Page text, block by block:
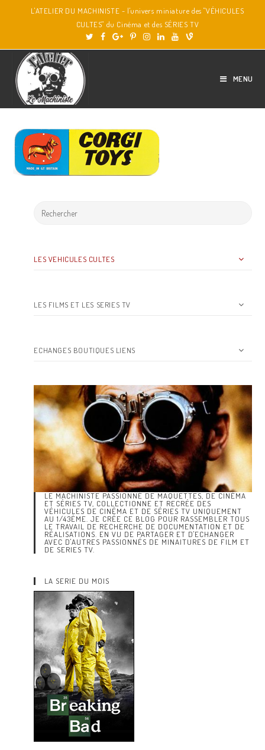
L'ATELIER DU MACHINISTE - l'univers miniature des "VÉHICULES
CULTES" du Cinéma et des SÉRIES TV
MENU
LES VEHICULES CULTES
LES FILMS ET LES SERIES TV
ECHANGES BOUTIQUES LIENS
LE MACHINISTE PASSIONNÉ DE MAQUETTES, DE CINÉMA
ET SÉRIES TV, COLLECTIONNE ET RECRÉE DES
VÉHICULES DE CINÉMA ET DE SÉRIES TV UNIQUEMENT
AU 1/43ÈME. JE CRÉE CE BLOG POUR RASSEMBLER TOUS
LE TRAVAIL DE RECHERCHE DE DOCUMENTATION ET DE
RÉALISATIONS. EN VU DE PARTAGER ET D'ECHANGER
AVEC D'AUTRES PASSIONNÉS DE MINAITURES DE FILM ET
DE SERIES TV.
LA SERIE DU MOIS